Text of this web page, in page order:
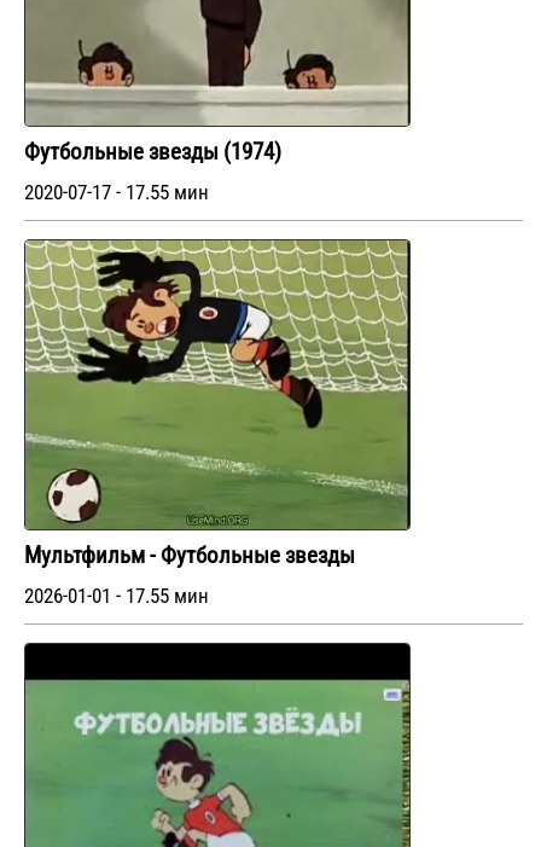
Футбольные звезды (1974)
2020-07-17 - 17.55 мин
Мультфильм - Футбольные звезды
2026-01-01 - 17.55 мин